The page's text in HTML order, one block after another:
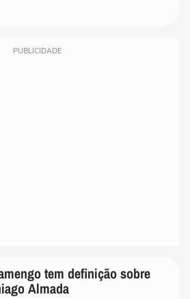
PUBLICIDADE
tem definição sobre
Almada